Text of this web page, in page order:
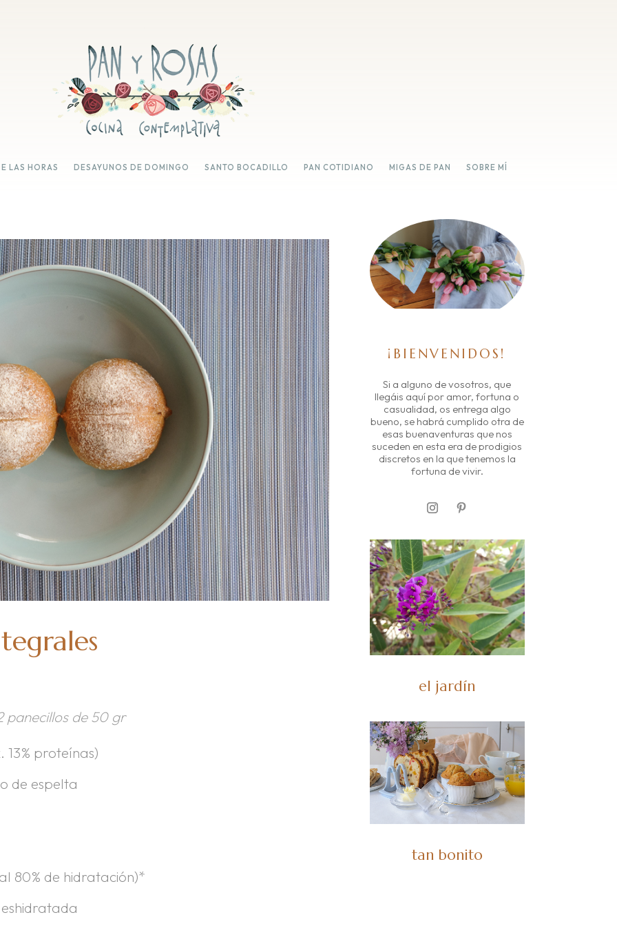
LAS HORAS DESAYUNOS DE DOMINGO SANTO BOCADILLO PAN COTIDIANO MIGAS DE PAN SOBRE MÍ
panecillos de 50 gr
proteínas)
de espelta
80% de hidratación)*
¡BIENVENIDOS!
Si a alguno de vosotros, que
llegáis aquí por amor, fortuna o
casualidad, os entrega algo
bueno, se habrá cumplido otra de
esas buenaventuras que nos
suceden en esta era de prodigios
discretos en la que tenemos la
fortuna de vivir.
el jardín
tan bonito